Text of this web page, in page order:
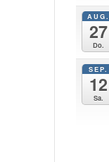
AUG.
27
Do.
SEP.
12
Sa.